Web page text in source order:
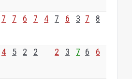
7 7 6 7 4 7 6 3 7 8
4 5 2 2 2 3 7 6 6